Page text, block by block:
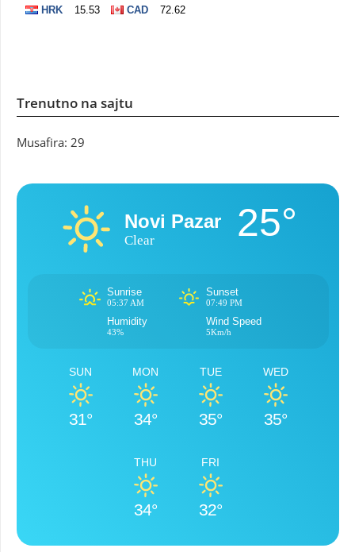
Trenutno na sajtu
Musafira: 29
Novi Pazar
Clear 25°
Sunrise
05:37 AM
Sunset
07:49 PM
Humidity
43%
Wind Speed
5Km/h
SUN
31°
MON
34°
TUE
35°
WED
35°
THU
34°
FRI
32°